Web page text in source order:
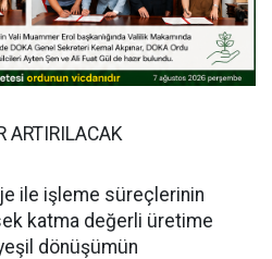
ARTIRILACAK
ile işleme süreçlerinin
katma değerli üretime
dönüşümün